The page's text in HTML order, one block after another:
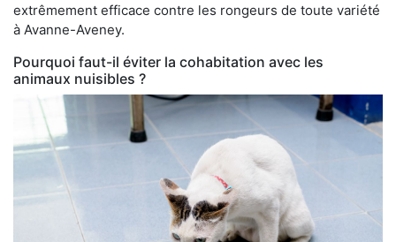
extrêmement efficace contre les rongeurs de toute variété
à Avanne-Aveney.
Pourquoi faut-il éviter la cohabitation avec les
animaux nuisibles ?